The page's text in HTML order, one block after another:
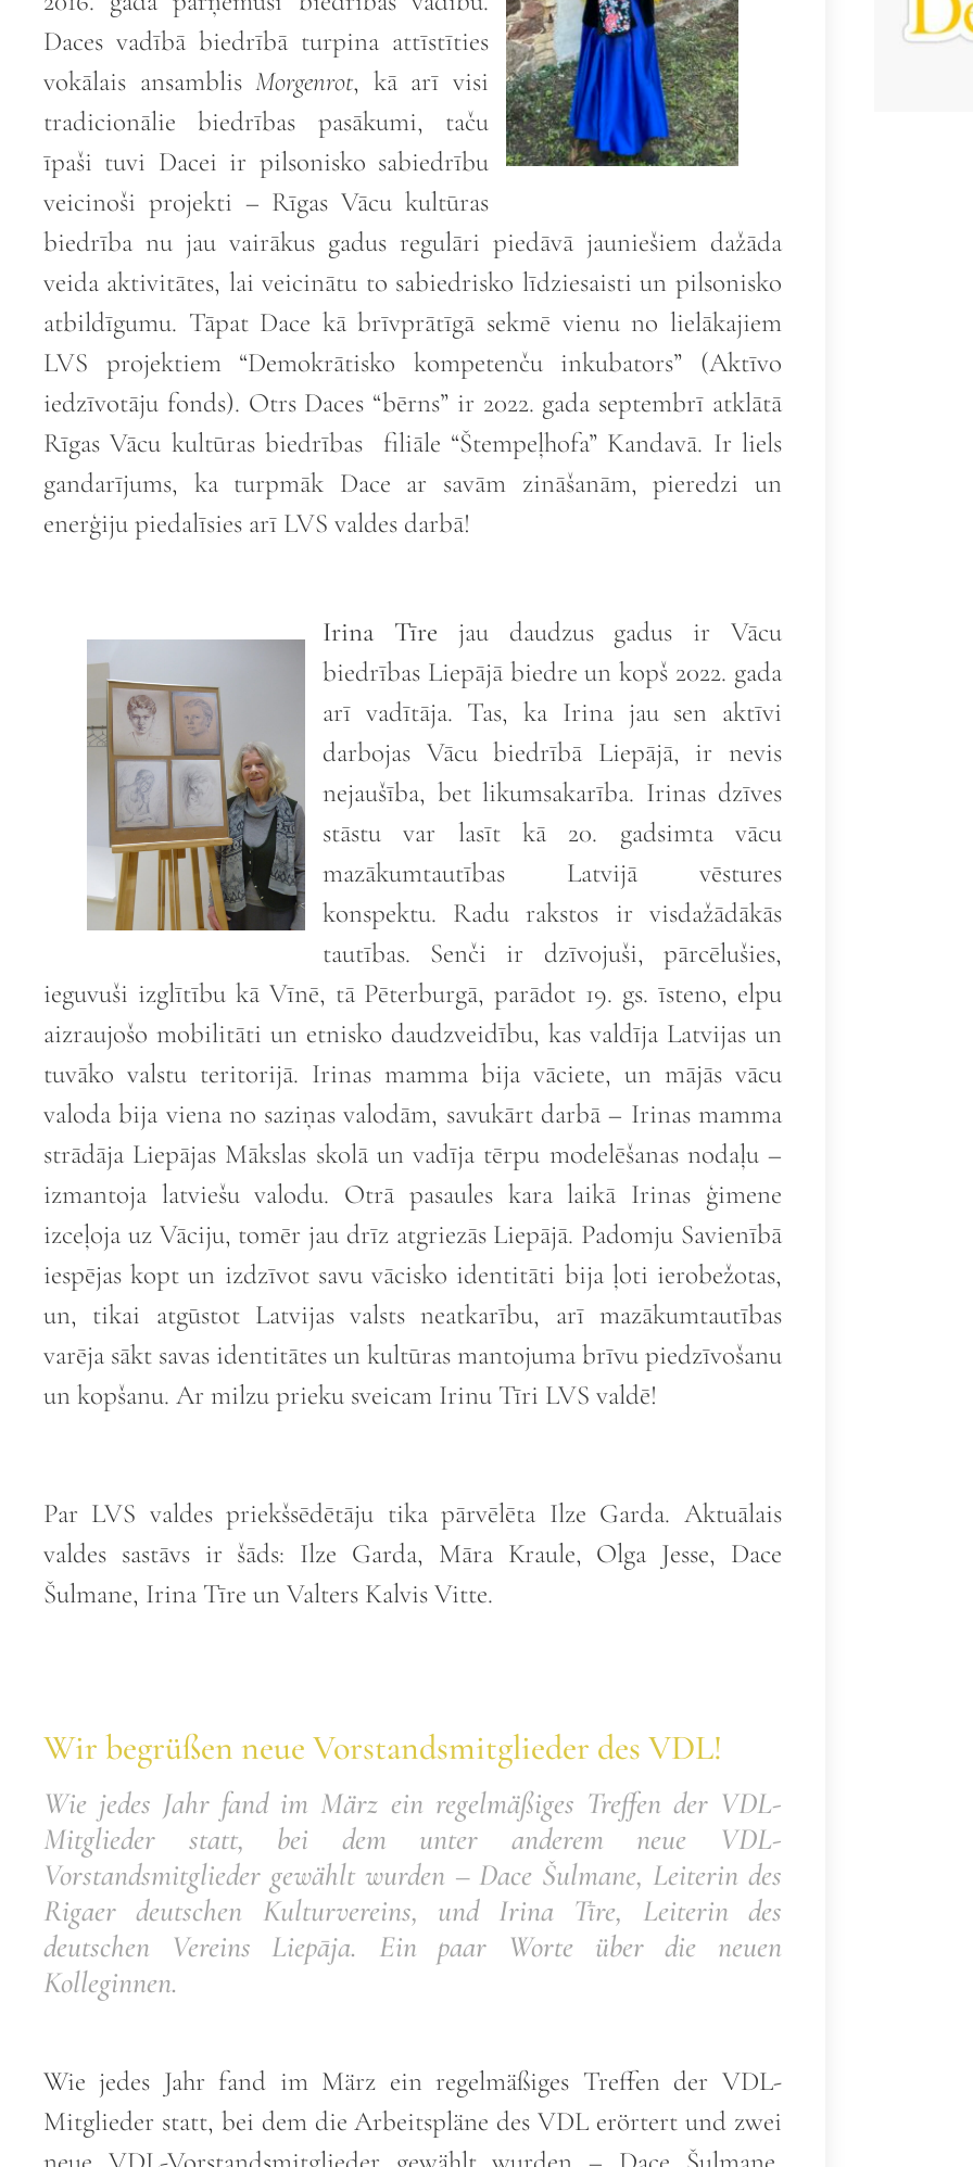
Daces vadībā biedrībā turpina attīstīties
vokālais ansamblisMorgenrot, kā arī visi
tradicionālie biedrības pasākumi, taču
īpaši tuvi Dacei ir pilsonisko sabiedrību
veicinoši projekti – Rīgas Vācu kultūras
biedrība nu jau vairākus gadus regulāri piedāvā jauniešiem dažāda
veida aktivitātes, lai veicinātu to sabiedrisko līdziesaisti un pilsonisko
atbildīgumu. Tāpat Dace kā brīvprātīgā sekmē vienu no lielākajiem
LVS projektiem “Demokrātisko kompetenču inkubators” (Aktīvo
iedzīvotāju fonds). Otrs Daces “bērns” ir 2022. gada septembrī atklātā
Rīgas Vācu kultūras biedrības filiāle “Štempeļhofa” Kandavā. Ir liels
gandarījums, ka turpmāk Dace ar savām zināšanām, pieredzi un
enerģiju piedalīsies arī LVS valdes darbā!
Irina Tīre jau daudzus gadus ir Vācu
biedrības Liepājā biedre un kopš 2022. gada
arī vadītāja. Tas, ka Irina jau sen aktīvi
darbojas Vācu biedrībā Liepājā, ir nevis
nejaušība, bet likumsakarība. Irinas dzīves
stāstu var lasīt kā 20. gadsimta vācu
mazākumtautības Latvijā vēstures
konspektu. Radu rakstos ir visdažādākās
tautības. Senči ir dzīvojuši, pārcēlušies,
ieguvuši izglītību kā Vīnē, tā Pēterburgā, parādot 19. gs. īsteno, elpu
aizraujošo mobilitāti un etnisko daudzveidību, kas valdīja Latvijas un
tuvāko valstu teritorijā. Irinas mamma bija vāciete, un mājās vācu
valoda bija viena no saziņas valodām, savukārt darbā – Irinas mamma
strādāja Liepājas Mākslas skolā un vadīja tērpu modelēšanas nodaļu –
izmantoja latviešu valodu. Otrā pasaules kara laikā Irinas ģimene
izceļoja uz Vāciju, tomēr jau drīz atgriezās Liepājā. Padomju Savienībā
iespējas kopt un izdzīvot savu vācisko identitāti bija ļoti ierobežotas,
un, tikai atgūstot Latvijas valsts neatkarību, arī mazākumtautības
varēja sākt savas identitātes un kultūras mantojuma brīvu piedzīvošanu
un kopšanu. Ar milzu prieku sveicam Irinu Tīri LVS valdē!
Par LVS valdes priekšsēdētāju tika pārvēlēta Ilze Garda. Aktuālais
valdes sastāvs ir šāds: Ilze Garda, Māra Kraule, Olga Jesse, Dace
Šulmane, Irina Tīre un Valters Kalvis Vitte.
Wir begrüßen neue Vorstandsmitglieder des VDL!
Wie jedes Jahr fand im März ein regelmäßiges Treffen der VDL-
Mitglieder statt, bei dem unter anderem neue VDL-
Vorstandsmitglieder gewählt wurden – Dace Šulmane, Leiterin des
Rigaer deutschen Kulturvereins, und Irina Tīre, Leiterin des
deutschen Vereins Liepāja. Ein paar Worte über die neuen
Kolleginnen.
Wie jedes Jahr fand im März ein regelmäßiges Treffen der VDL-
Mitglieder statt, bei dem die Arbeitspläne des VDL erörtert und zwei